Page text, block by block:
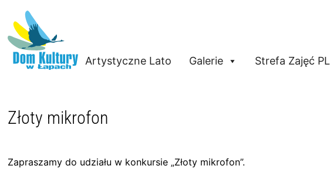
Przejdź
do
treści
Artystyczne Lato Galerie Strefa Zajęć PL
Złoty mikrofon
Zapraszamy do udziału w konkursie „Złoty mikrofon”.